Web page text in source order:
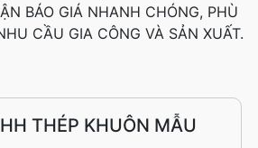
BÁO GIÁ NHANH CHÓNG, PHÙ
CẦU GIA CÔNG VÀ SẢN XUẤT.
THÉP KHUÔN MẪU